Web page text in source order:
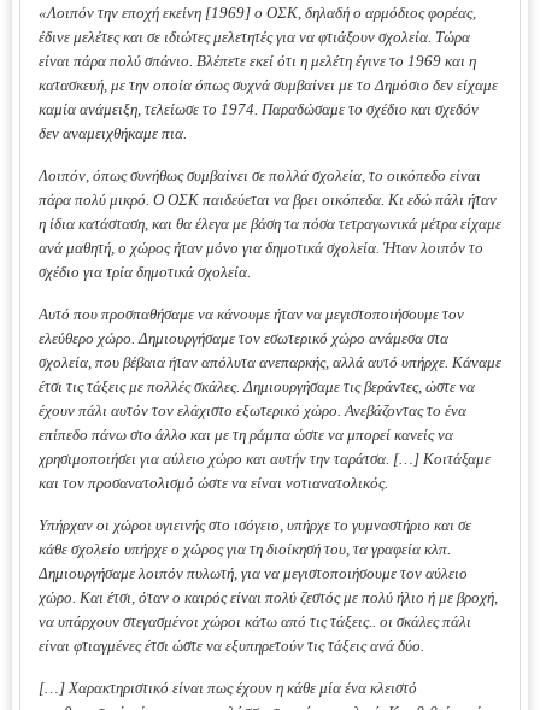
«Λοιπόν την εποχή εκείνη [1969] ο ΟΣΚ, δηλαδή ο αρμόδιος φορέας,
έδινε μελέτες και σε ιδιώτες μελετητές για να φτιάξουν σχολεία. Τώρα
είναι πάρα πολύ σπάνιο. Βλέπετε εκεί ότι η μελέτη έγινε το 1969 και η
κατασκευή, με την οποία όπως συχνά συμβαίνει με το Δημόσιο δεν είχαμε
καμία ανάμειξη, τελείωσε το 1974. Παραδώσαμε το σχέδιο και σχεδόν
δεν αναμειχθήκαμε πια.
Λοιπόν, όπως συνήθως συμβαίνει σε πολλά σχολεία, το οικόπεδο είναι
πάρα πολύ μικρό. Ο ΟΣΚ παιδεύεται να βρει οικόπεδα. Κι εδώ πάλι ήταν
η ίδια κατάσταση, και θα έλεγα με βάση τα πόσα τετραγωνικά μέτρα είχαμε
ανά μαθητή, ο χώρος ήταν μόνο για δημοτικά σχολεία. Ήταν λοιπόν το
σχέδιο για τρία δημοτικά σχολεία.
Αυτό που προσπαθήσαμε να κάνουμε ήταν να μεγιστοποιήσουμε τον
ελεύθερο χώρο. Δημιουργήσαμε τον εσωτερικό χώρο ανάμεσα στα
σχολεία, που βέβαια ήταν απόλυτα ανεπαρκής, αλλά αυτό υπήρχε. Κάναμε
έτσι τις τάξεις με πολλές σκάλες. Δημιουργήσαμε τις βεράντες, ώστε να
έχουν πάλι αυτόν τον ελάχιστο εξωτερικό χώρο. Ανεβάζοντας το ένα
επίπεδο πάνω στο άλλο και με τη ράμπα ώστε να μπορεί κανείς να
χρησιμοποιήσει για αύλειο χώρο και αυτήν την ταράτσα. […] Κοιτάξαμε
και τον προσανατολισμό ώστε να είναι νοτιανατολικός.
Υπήρχαν οι χώροι υγιεινής στο ισόγειο, υπήρχε το γυμναστήριο και σε
κάθε σχολείο υπήρχε ο χώρος για τη διοίκησή του, τα γραφεία κλπ.
Δημιουργήσαμε λοιπόν πυλωτή, για να μεγιστοποιήσουμε τον αύλειο
χώρο. Και έτσι, όταν ο καιρός είναι πολύ ζεστός με πολύ ήλιο ή με βροχή,
να υπάρχουν στεγασμένοι χώροι κάτω από τις τάξεις.. οι σκάλες πάλι
είναι φτιαγμένες έτσι ώστε να εξυπηρετούν τις τάξεις ανά δύο.
[…] Χαρακτηριστικό είναι πως έχουν η κάθε μία ένα κλειστό